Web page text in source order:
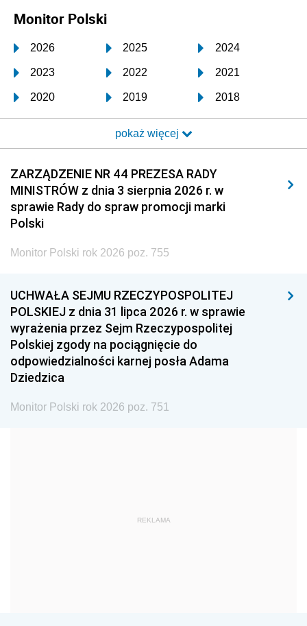
Monitor Polski
2026 2025 2024
2023 2022 2021
2020 2019 2018
2017 2016 2015
2014 2013 2012
2011 2010 2009
2008 2007 2006
2005
1996 1995 1994
1993 1992 1991
1990 1989
1987 1986 1985
1968
pokaż więcej
ZARZĄDZENIE NR 44 PREZESA RADY
MINISTRÓW z dnia 3 sierpnia 2026 r. w
sprawie Rady do spraw promocji marki
Polski
Monitor Polski rok 2026 poz. 755
UCHWAŁA SEJMU RZECZYPOSPOLITEJ
POLSKIEJ z dnia 31 lipca 2026 r. w sprawie
wyrażenia przez Sejm Rzeczypospolitej
Polskiej zgody na pociągnięcie do
odpowiedzialności karnej posła Adama
Dziedzica
Monitor Polski rok 2026 poz. 751
REKLAMA